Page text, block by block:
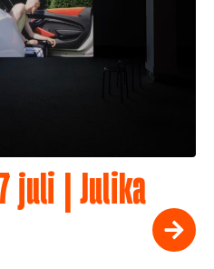
juli | Julika